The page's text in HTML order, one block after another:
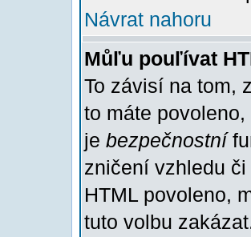
Návrat nahoru
Můľu pouľívat
To závisí na tom,
to máte
je bezpečnostní
zničení vzhledu
HTML povoleno,
tuto volbu